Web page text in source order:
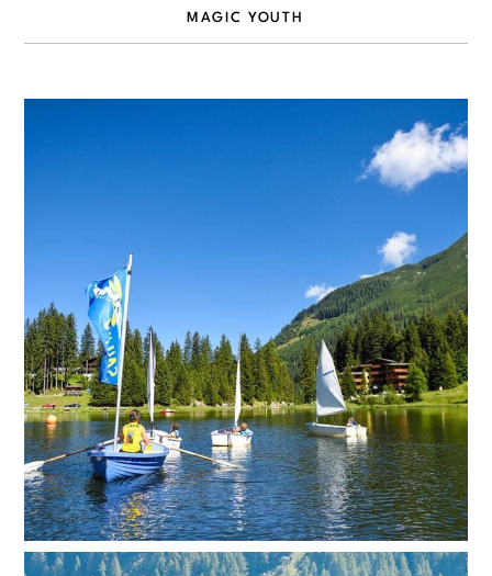
MAGIC YOUTH